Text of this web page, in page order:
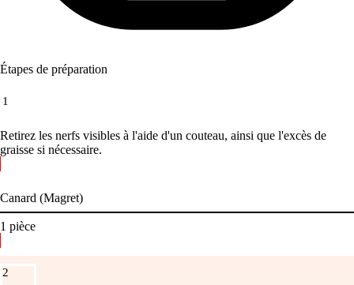
Étapes de préparation
1
Retirez les nerfs visibles à l'aide d'un couteau, ainsi que l'excès de
graisse si nécessaire.
Canard (Magret)
1 pièce
2